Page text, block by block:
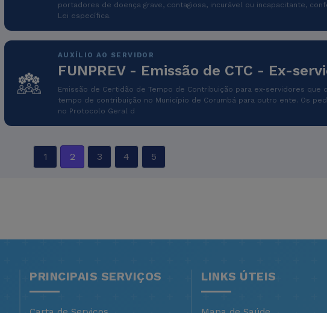
portadores de doença grave, contagiosa, incurável ou incapacitante,
Lei específica.
AUXÍLIO AO SERVIDOR
FUNPREV - Emissão de CTC - Ex-
Emissão de Certidão de Tempo de Contribuição para ex-servidores que
tempo de contribuição no Município de Corumbá para outro ente. Os
no Protocolo Geral d
1 2 3 4 5
PRINCIPAIS SERVIÇOS LINKS ÚTEIS